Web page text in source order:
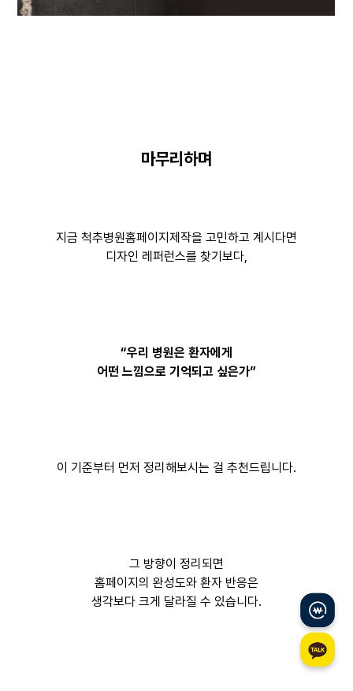
마무리하며
지금 척추병원홈페이지제작을 고민하고 계시다면
디자인 레퍼런스를 찾기보다,
“우리 병원은 환자에게
어떤 느낌으로 기억되고 싶은가”
이 기준부터 먼저 정리해보시는 걸 추천드립니다.
그 방향이 정리되면
홈페이지의 완성도와 환자 반응은
생각보다 크게 달라질 수 있습니다.